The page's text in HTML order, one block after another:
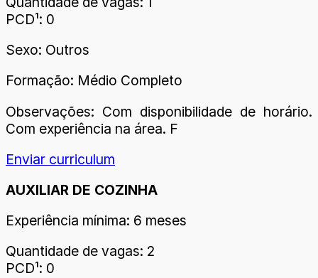
PCD¹: 0
Sexo: Outros
Formação: Médio Completo
Observações: Com disponibilidade de horário.
Com experiência na área. F
Enviar curriculum
AUXILIAR DE COZINHA
Experiência mínima: 6 meses
Quantidade de vagas: 2
PCD¹: 0